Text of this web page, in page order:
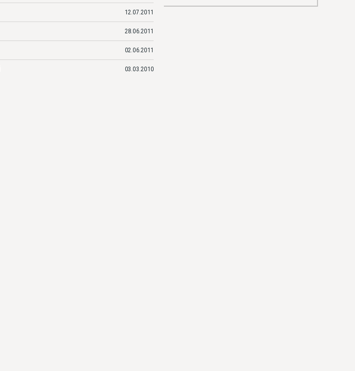
12.07.2011
28.06.2011
02.06.2011
03.03.2010